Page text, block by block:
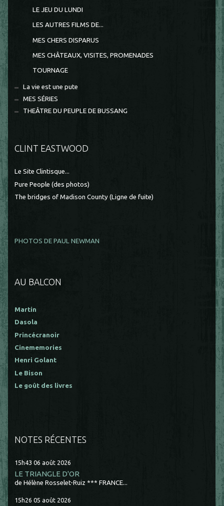
LE JEU DU LUNDI
LES AUTRES FILMS DE...
MES CHERS DISPARUS
MES CHÂTEAUX, VISITES, PROMENADES
TOURNAGE
La vie est une pute
MES SÉRIES
THEÂTRE DU PEUPLE DE BUSSANG
CLINT EASTWOOD
Le Site Clintisque...
Pure People (des photos)
The bridges of Madison County (Ligne de fuite)
PHOTOS DE PAUL NEWMAN
AU BALCON
Martin
Dasola
Princécranoir
Cinememories
Henri Golant
Le Bison
Le goût des livres
NOTES RÉCENTES
15h43 06 août 2026
LE TRIANGLE D'OR
de Hélène Rosselet-Ruiz *** FRANCE...
15h26 05 août 2026